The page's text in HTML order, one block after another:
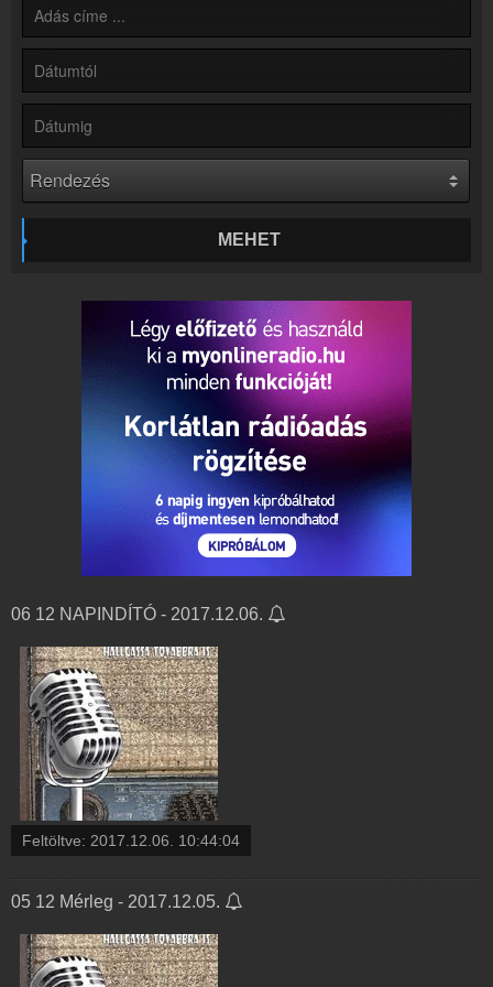
Online rádió készítés
Készítés lépésről lépésre
MEHET
06 12 NAPINDÍTÓ - 2017.12.06.
Feltöltve: 2017.12.06. 10:44:04
05 12 Mérleg - 2017.12.05.